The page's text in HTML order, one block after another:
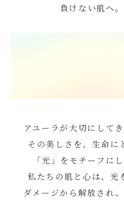
負けない肌へ
アユーラが大切にして
その美しさを、生命に
「光」をモチーフに
私たちの肌と心は、光
ダメージから解放され